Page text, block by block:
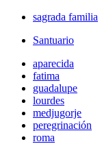
sagrada familia
Santuario
aparecida
fatima
guadalupe
lourdes
medjugorje
peregrinación
roma